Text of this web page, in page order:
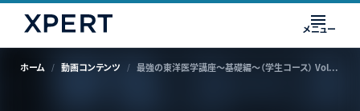
メニュー
ホーム 動画コンテンツ 最強の東洋医学講座〜基礎編〜（学生コース） Vol.6：2月27日（日）TOPで居続ける心の気持ち（心・小腸の蔵象学）